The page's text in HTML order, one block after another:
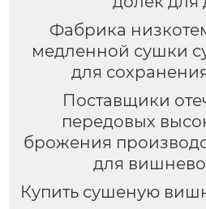
Фабрика
медленной сушки
для
Поставщики
передовых
брожения
для
Купить сушеную